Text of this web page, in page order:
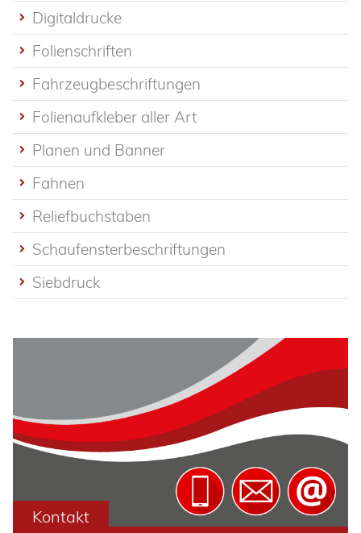
Digitaldrucke
Folienschriften
Fahrzeugbeschriftungen
Folienaufkleber aller Art
Planen und Banner
Fahnen
Reliefbuchstaben
Schaufensterbeschriftungen
Siebdruck
Kontakt